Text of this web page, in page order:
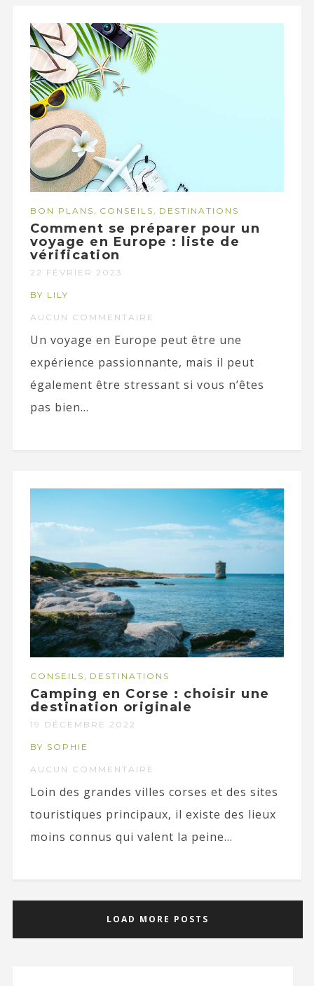
BON PLANS , CONSEILS , DESTINATIONS
Comment se préparer pour un
voyage en Europe : liste de
vérification
22 FÉVRIER 2023
BY LILY
AUCUN COMMENTAIRE
Un voyage en Europe peut être une
expérience passionnante, mais il peut
également être stressant si vous n’êtes
pas bien...
CONSEILS , DESTINATIONS
Camping en Corse : choisir une
destination originale
19 DÉCEMBRE 2022
BY SOPHIE
AUCUN COMMENTAIRE
Loin des grandes villes corses et des sites
touristiques principaux, il existe des lieux
moins connus qui valent la peine...
LOAD MORE POSTS